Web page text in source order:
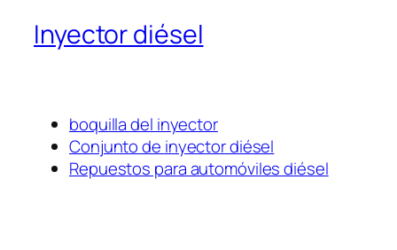
Inyector diésel
boquilla del inyector
Conjunto de inyector diésel
Repuestos para automóviles diésel